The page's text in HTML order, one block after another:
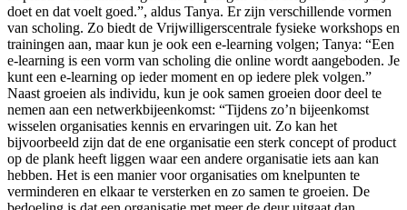
doet en dat voelt goed.”, aldus Tanya. Er zijn verschillende vormen
van scholing. Zo biedt de Vrijwilligerscentrale fysieke workshops en
trainingen aan, maar kun je ook een e-learning volgen; Tanya: “Een
e-learning is een vorm van scholing die online wordt aangeboden. Je
kunt een e-learning op ieder moment en op iedere plek volgen.”
Naast groeien als individu, kun je ook samen groeien door deel te
nemen aan een netwerkbijeenkomst: “Tijdens zo’n bijeenkomst
wisselen organisaties kennis en ervaringen uit. Zo kan het
bijvoorbeeld zijn dat de ene organisatie een sterk concept of product
op de plank heeft liggen waar een andere organisatie iets aan kan
hebben. Het is een manier voor organisaties om knelpunten te
verminderen en elkaar te versterken en zo samen te groeien. De